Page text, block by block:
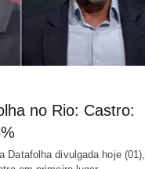
no Rio: Castro:
Datafolha divulgada hoje (01),